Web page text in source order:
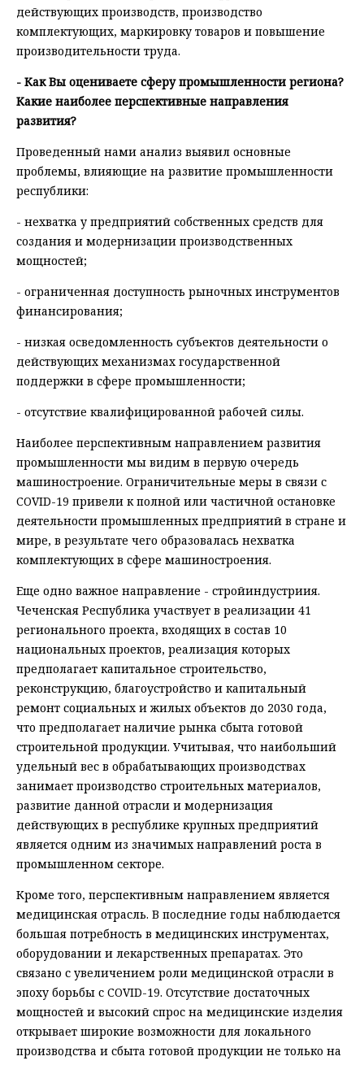
действующих производств, производство
комплектующих, маркировку товаров и повышение
производительности труда.
- Как Вы оцениваете сферу промышленности региона?
Какие наиболее перспективные направления
развития?
Проведенный нами анализ выявил основные
проблемы, влияющие на развитие промышленности
республики:
- нехватка у предприятий собственных средств для
создания и модернизации производственных
мощностей;
- ограниченная доступность рыночных инструментов
финансирования;
- низкая осведомленность субъектов деятельности о
действующих механизмах государственной
поддержки в сфере промышленности;
- отсутствие квалифицированной рабочей силы.
Наиболее перспективным направлением развития
промышленности мы видим в первую очередь
машиностроение. Ограничительные меры в связи с
COVID-19 привели к полной или частичной остановке
деятельности промышленных предприятий в стране и
мире, в результате чего образовалась нехватка
комплектующих в сфере машиностроения.
Еще одно важное направление - стройиндустриия.
Чеченская Республика участвует в реализации 41
регионального проекта, входящих в состав 10
национальных проектов, реализация которых
предполагает капитальное строительство,
реконструкцию, благоустройство и капитальный
ремонт социальных и жилых объектов до 2030 года,
что предполагает наличие рынка сбыта готовой
строительной продукции. Учитывая, что наибольший
удельный вес в обрабатывающих производствах
занимает производство строительных материалов,
развитие данной отрасли и модернизация
действующих в республике крупных предприятий
является одним из значимых направлений роста в
промышленном секторе.
Кроме того, перспективным направлением является
медицинская отрасль. В последние годы наблюдается
большая потребность в медицинских инструментах,
оборудовании и лекарственных препаратах. Это
связано с увеличением роли медицинской отрасли в
эпоху борьбы с COVID-19. Отсутствие достаточных
мощностей и высокий спрос на медицинские изделия
открывает широкие возможности для локального
производства и сбыта готовой продукции не только на